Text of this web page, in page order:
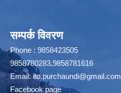
सम्पर्क विवरण
Phone : 9858423505
9858780283,9858781616
Email:ito.purchaundi@gmail.com
Facebook page